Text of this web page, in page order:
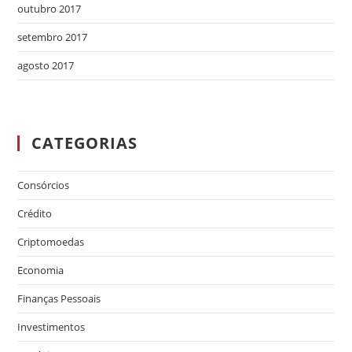
outubro 2017
setembro 2017
agosto 2017
CATEGORIAS
Consórcios
Crédito
Criptomoedas
Economia
Finanças Pessoais
Investimentos